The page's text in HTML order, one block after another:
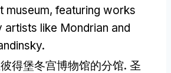
museum, featuring works
artists like Mondrian and
.
得堡冬宫博物馆的分馆. 圣